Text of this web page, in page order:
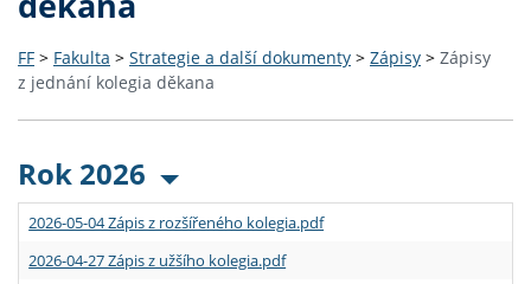
FF > Fakulta > Strategie a další dokumenty > Zápisy > Zápisy
z jednání kolegia děkana
Rok 2026
2026-05-04 Zápis z rozšířeného kolegia.pdf
2026-04-27 Zápis z užšího kolegia.pdf